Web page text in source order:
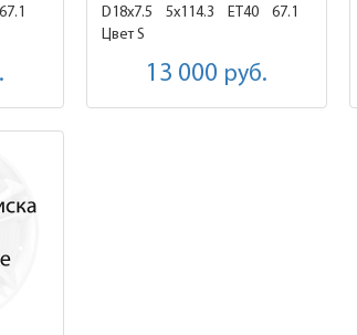
D18x7.5 5x114.3 ET40
67.1
Цвет S
13 000 руб.